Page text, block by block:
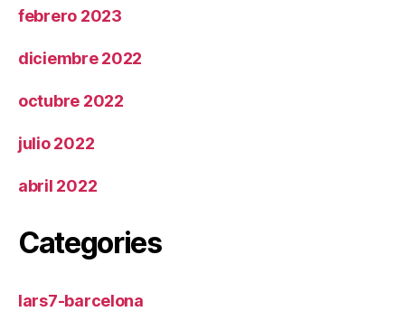
febrero 2023
diciembre 2022
octubre 2022
julio 2022
abril 2022
Categories
lars7-barcelona